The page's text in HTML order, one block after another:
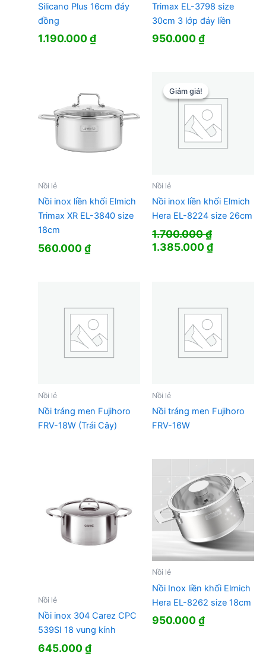
Silicano Plus 16cm đáy
đồng
1.190.000₫
Trimax EL-3798 size
30cm 3 lớp đáy liền
950.000₫
Nồi lẻ
Nồi inox liền khối Elmich
Trimax XR EL-3840 size
18cm
560.000₫
Giảm giá!
Giảm giá!
Nồi lẻ
Nồi inox liền khối Elmich
Hera EL-8224 size 26cm
1.700.000₫
Giá
1.385.000₫Giá
Nồi lẻ
Nồi tráng men Fujihoro
FRV-18W (Trái Cây)
Nồi lẻ
Nồi tráng men Fujihoro
FRV-16W
Nồi lẻ
Nồi inox 304 Carez CPC
539SI 18 vung kính
645.000₫
Nồi lẻ
Nồi Inox liền khối Elmich
Hera EL-8262 size 18cm
950.000₫